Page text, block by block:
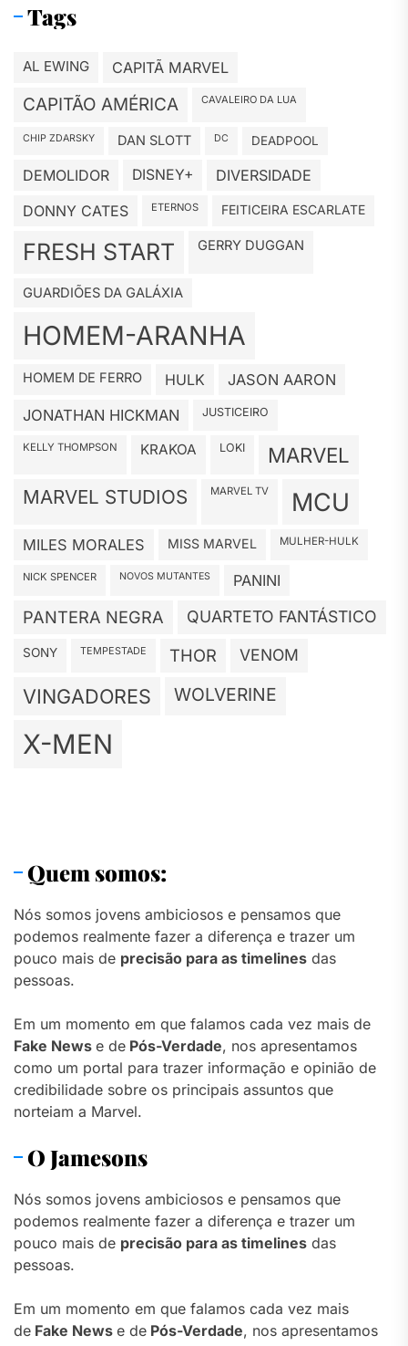
Tags
AL EWING CAPITÃ MARVEL
CAPITÃO AMÉRICA CAVALEIRO DA LUA
CHIP ZDARSKY DAN SLOTT DC DEADPOOL
DEMOLIDOR DISNEY+
DIVERSIDADE
DONNY CATES
ETERNOS FEITICEIRA ESCARLATE
FRESH START GERRY DUGGAN
GUARDIÕES DA GALÁXIA
HOMEM-ARANHA
HOMEM DE FERRO HULK
JASON AARON
JONATHAN HICKMAN
JUSTICEIRO
KELLY THOMPSON KRAKOA LOKI MARVEL
MARVEL STUDIOS MARVEL TV MCU
MILES MORALES MISS MARVEL MULHER-HULK
NICK SPENCER NOVOS MUTANTES PANINI
PANTERA NEGRA QUARTETO FANTÁSTICO
SONY TEMPESTADE THOR VENOM
VINGADORES WOLVERINE
X-MEN
Quem somos:
Nós somos jovens ambiciosos e pensamos que
podemos realmente fazer a diferença e trazer um
pouco mais de precisão para as timelines das
pessoas.
Em um momento em que falamos cada vez mais de
Fake News e de Pós-Verdade, nos apresentamos
como um portal para trazer informação e opinião de
credibilidade sobre os principais assuntos que
norteiam a Marvel.
O Jamesons
Nós somos jovens ambiciosos e pensamos que
podemos realmente fazer a diferença e trazer um
pouco mais de precisão para as timelines das
pessoas.
Em um momento em que falamos cada vez mais
de Fake News e de Pós-Verdade, nos apresentamos